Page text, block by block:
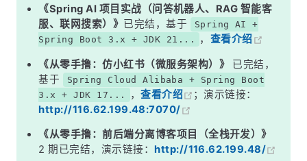
《Spring AI 项目实战（问答机器人、RAG 智能客
服、联网搜索）》 已完结，基于
Spring AI +
Spring Boot 3.x + JDK 21...
， 查看介绍
《从零手撸：仿小红书（微服务架构）》
已完结，
基于
Spring Cloud Alibaba + Spring Boot
3.x + JDK 17...
，查看介绍
；演示链接：
http://116.62.199.48:7070/
《从零手撸：前后端分离博客项目（全栈开发）》
2 期已完结，演示链接： http://116.62.199.48/